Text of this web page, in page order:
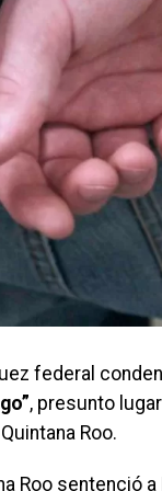
federal
, presunto
Roo.
Roo sentenció